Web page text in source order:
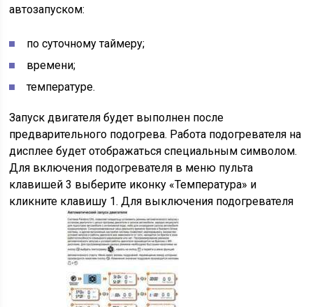
автозапуском:
по суточному таймеру;
времени;
температуре.
Запуск двигателя будет выполнен после
предварительного подогрева. Работа подогревателя на
дисплее будет отображаться специальным символом.
Для включения подогревателя в меню пульта
клавишей 3 выберите иконку «Температура» и
кликните клавишу 1. Для выключения подогревателя